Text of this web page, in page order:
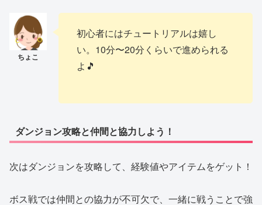
初心者にはチュートリアルは嬉し
い。10分〜20分くらいで進められる
よ🎵
ダンジョン攻略と仲間と協力しよう！
次はダンジョンを攻略して、経験値やアイテムをゲット！
ボス戦では仲間との協力が不可欠で、一緒に戦うことで強